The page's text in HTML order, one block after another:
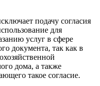
подачу согласия
для
услуг в сфере
документа, так как в
дома, а также
такое согласие.